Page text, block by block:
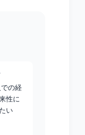
の経
性に
い